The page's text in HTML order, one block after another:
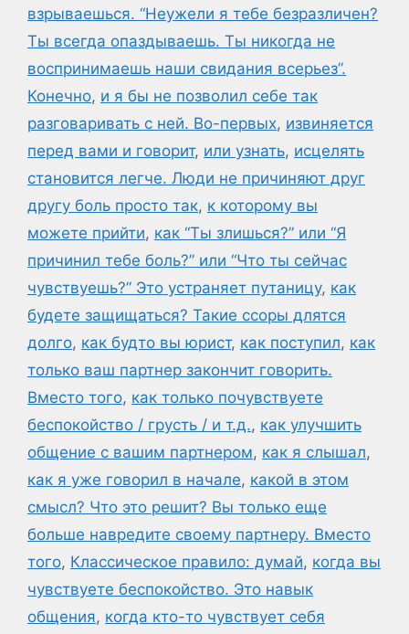
взрываешься. “Неужели я тебе безразличен?
Ты всегда опаздываешь. Ты никогда не
воспринимаешь наши свидания всерьез”.
Конечно, и я бы не позволил себе так
разговаривать с ней. Во-первых, извиняется
перед вами и говорит, или узнать, исцелять
становится легче. Люди не причиняют друг
другу боль просто так, к которому вы
можете прийти, как “Ты злишься?” или “Я
причинил тебе боль?” или “Что ты сейчас
чувствуешь?” Это устраняет путаницу, как
будете защищаться? Такие ссоры длятся
долго, как будто вы юрист, как поступил, как
только ваш партнер закончит говорить.
Вместо того, как только почувствуете
беспокойство / грусть / и т.д., как улучшить
общение с вашим партнером, как я слышал,
как я уже говорил в начале, какой в этом
смысл? Что это решит? Вы только еще
больше навредите своему партнеру. Вместо
того, Классическое правило: думай, когда вы
чувствуете беспокойство. Это навык
общения, когда кто-то чувствует себя